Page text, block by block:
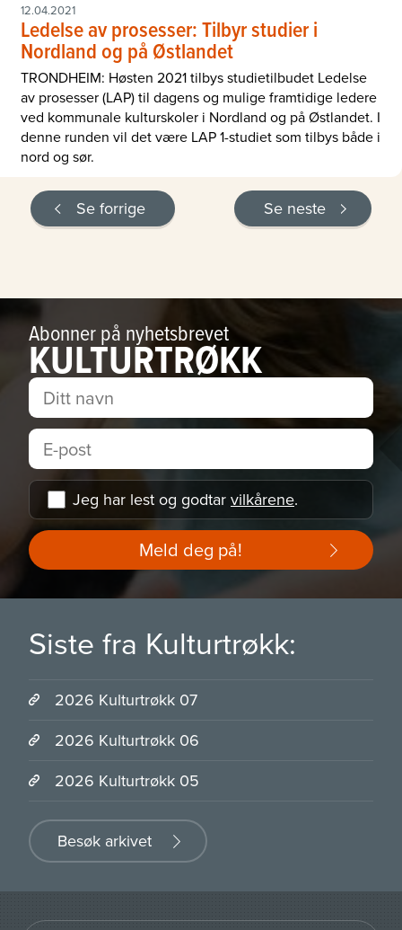
12.04.2021
Ledelse av prosesser: Tilbyr studier i
Nordland og på Østlandet
TRONDHEIM: Høsten 2021 tilbys studietilbudet Ledelse
av prosesser (LAP) til dagens og mulige framtidige ledere
ved kommunale kulturskoler i Nordland og på Østlandet. I
denne runden vil det være LAP 1-studiet som tilbys både i
nord og sør.
Se forrige Se neste
Abonner på nyhetsbrevet
KULTURTRØKK
Jeg har lest og godtar vilkårene.
Meld deg på!
Siste fra Kulturtrøkk:
2026 Kulturtrøkk 07
2026 Kulturtrøkk 06
2026 Kulturtrøkk 05
Besøk arkivet